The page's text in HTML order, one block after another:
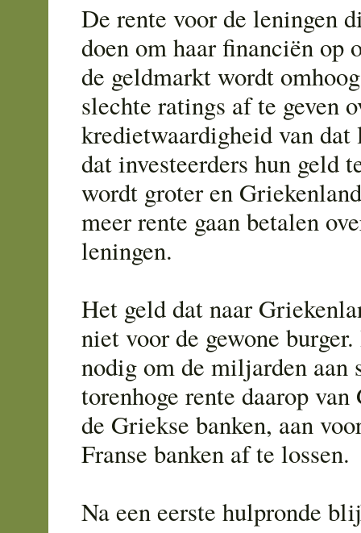
De rente voor de leningen
doen om haar financiën op
de geldmarkt wordt
slechte ratings af te geven
kredietwaardigheid van
dat investeerders hun geld
wordt groter en
meer rente gaan betalen
leningen.
Het geld dat naar
niet voor de gewone
nodig om de miljarden aan
torenhoge rente daarop
de Griekse banken, aan
Franse banken af te lossen.
Na een eerste hulpronde